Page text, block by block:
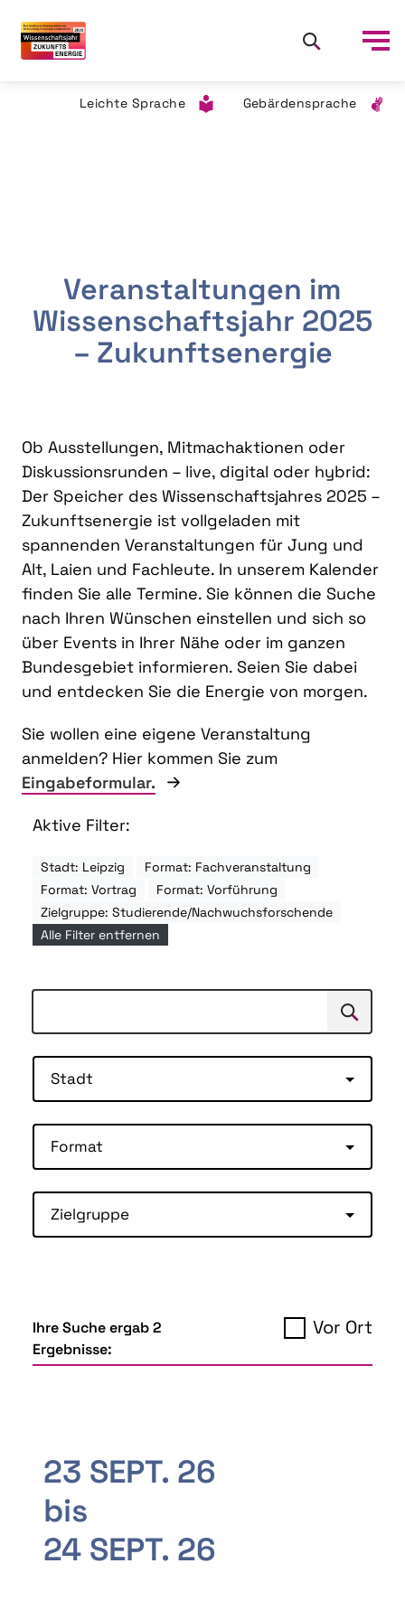
Leichte Sprache Gebärdensprache
Veranstaltungen im
Wissenschaftsjahr 2025
– Zukunftsenergie
Ob Ausstellungen, Mitmachaktionen oder
Diskussionsrunden – live, digital oder hybrid:
Der Speicher des Wissenschaftsjahres 2025 –
Zukunftsenergie ist vollgeladen mit
spannenden Veranstaltungen für Jung und
Alt, Laien und Fachleute. In unserem Kalender
finden Sie alle Termine. Sie können die Suche
nach Ihren Wünschen einstellen und sich so
über Events in Ihrer Nähe oder im ganzen
Bundesgebiet informieren. Seien Sie dabei
und entdecken Sie die Energie von morgen.
Sie wollen eine eigene Veranstaltung
anmelden? Hier kommen Sie zum
Eingabeformular.
Aktive Filter:
Stadt: Leipzig
Format: Fachveranstaltung
Format: Vortrag
Format: Vorführung
Zielgruppe: Studierende/Nachwuchsforschende
Alle Filter entfernen
Suchen
Stadt
Format
Zielgruppe
Ihre Suche ergab 2
Ergebnisse:
Vor Ort
23 SEPT. 26
bis
24 SEPT. 26